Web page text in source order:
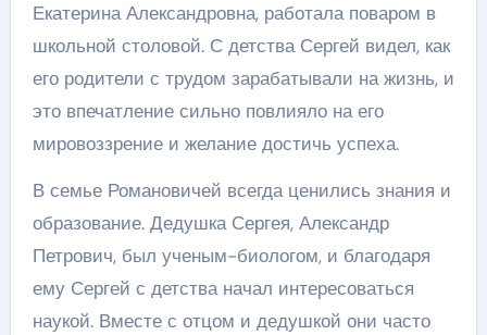
Екатерина Александровна, работала поваром в
школьной столовой. С детства Сергей видел, как
его родители с трудом зарабатывали на жизнь, и
это впечатление сильно повлияло на его
мировоззрение и желание достичь успеха.
В семье Романовичей всегда ценились знания и
образование. Дедушка Сергея, Александр
Петрович, был ученым-биологом, и благодаря
ему Сергей с детства начал интересоваться
наукой. Вместе с отцом и дедушкой они часто